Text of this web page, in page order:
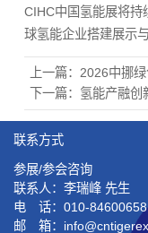
CIHC中国氢能展将持
球氢能企业搭建展示
上一篇： 2026中挪
下一篇： 氢能产融创
联系方式
参展/参会咨询
联系人：李瑞峰 先生
电 话：010-84600658
邮 箱：